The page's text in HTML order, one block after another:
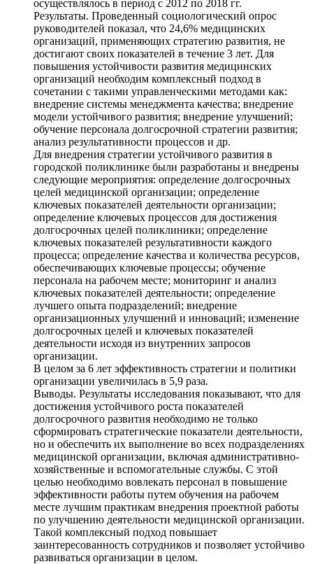
осуществлялось в период с 2012 по 2018 гг.
Результаты. Проведенный социологический опрос
руководителей показал, что 24,6% медицинских
организаций, применяющих стратегию развития, не
достигают своих показателей в течение 3 лет. Для
повышения устойчивости развития медицинских
организаций необходим комплексный подход в
сочетании с такими управленческими методами как:
внедрение системы менеджмента качества; внедрение
модели устойчивого развития; внедрение улучшений;
обучение персонала долгосрочной стратегии развития;
анализ результативности процессов и др.
Для внедрения стратегии устойчивого развития в
городской поликлинике были разработаны и внедрены
следующие мероприятия: определение долгосрочных
целей медицинской организации; определение
ключевых показателей деятельности организации;
определение ключевых процессов для достижения
долгосрочных целей поликлиники; определение
ключевых показателей результативности каждого
процесса; определение качества и количества ресурсов,
обеспечивающих ключевые процессы; обучение
персонала на рабочем месте; мониторинг и анализ
ключевых показателей деятельности; определение
лучшего опыта подразделений; внедрение
организационных улучшений и инноваций; изменение
долгосрочных целей и ключевых показателей
деятельности исходя из внутренних запросов
организации.
В целом за 6 лет эффективность стратегии и политики
организации увеличилась в 5,9 раза.
Выводы. Результаты исследования показывают, что для
достижения устойчивого роста показателей
долгосрочного развития необходимо не только
сформировать стратегические показатели деятельности,
но и обеспечить их выполнение во всех подразделениях
медицинской организации, включая административно-
хозяйственные и вспомогательные службы. С этой
целью необходимо вовлекать персонал в повышение
эффективности работы путем обучения на рабочем
месте лучшим практикам внедрения проектной работы
по улучшению деятельности медицинской организации.
Такой комплексный подход повышает
заинтересованность сотрудников и позволяет устойчиво
развиваться организации в целом.